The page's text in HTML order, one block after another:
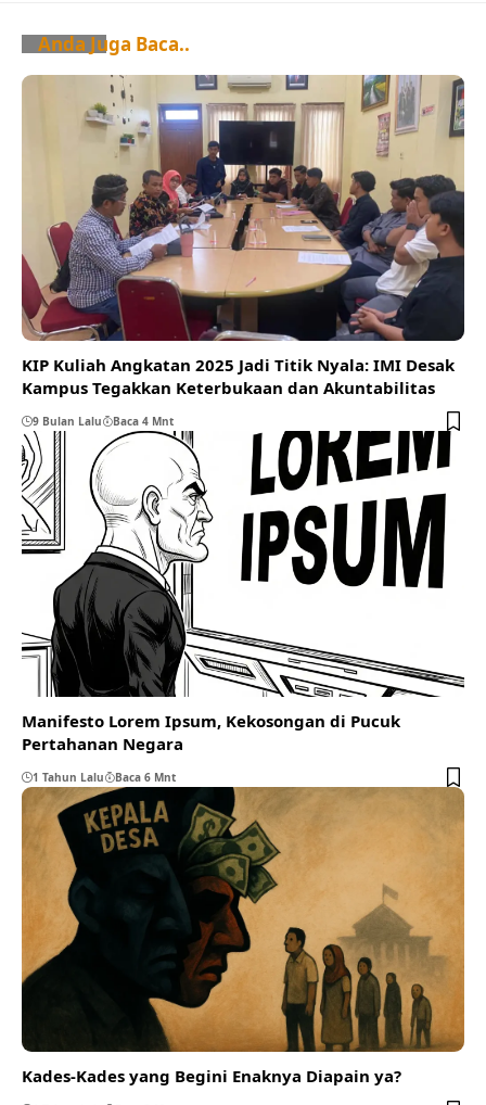
Anda Juga Baca..
KIP Kuliah Angkatan 2025 Jadi Titik Nyala: IMI Desak
Kampus Tegakkan Keterbukaan dan Akuntabilitas
9 Bulan Lalu Baca 4 Mnt
Manifesto Lorem Ipsum, Kekosongan di Pucuk
Pertahanan Negara
1 Tahun Lalu Baca 6 Mnt
Kades-Kades yang Begini Enaknya Diapain ya?